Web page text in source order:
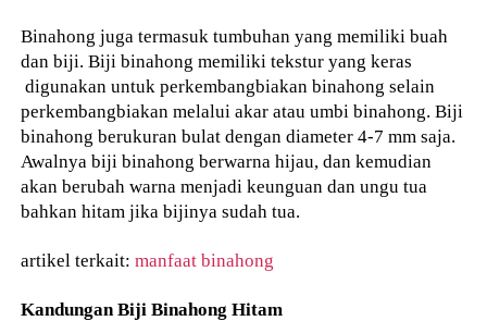
Binahong juga termasuk tumbuhan yang memiliki buah
dan biji. Biji binahong memiliki tekstur yang keras
digunakan untuk perkembangbiakan binahong selain
perkembangbiakan melalui akar atau umbi binahong. Biji
binahong berukuran bulat dengan diameter 4-7 mm saja.
Awalnya biji binahong berwarna hijau, dan kemudian
akan berubah warna menjadi keunguan dan ungu tua
bahkan hitam jika bijinya sudah tua.
artikel terkait:manfaat binahong
Kandungan Biji Binahong Hitam